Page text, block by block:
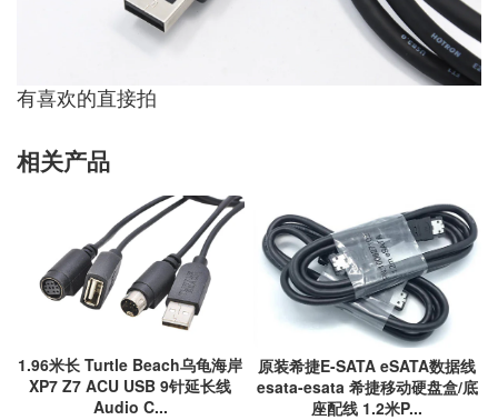
有喜欢的直接拍
相关产品
1.96米长 Turtle Beach乌龟海岸
XP7 Z7 ACU USB 9针延长线
Audio C...
原装希捷E-SATA eSATA数据线
esata-esata 希捷移动硬盘盒/底
座配线 1.2米P...